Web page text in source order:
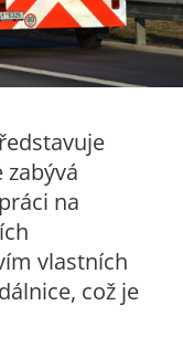
na
vlastních
což je